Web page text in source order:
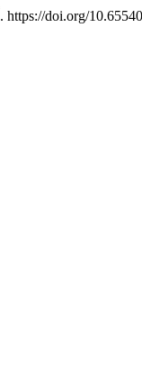
. https://doi.org/